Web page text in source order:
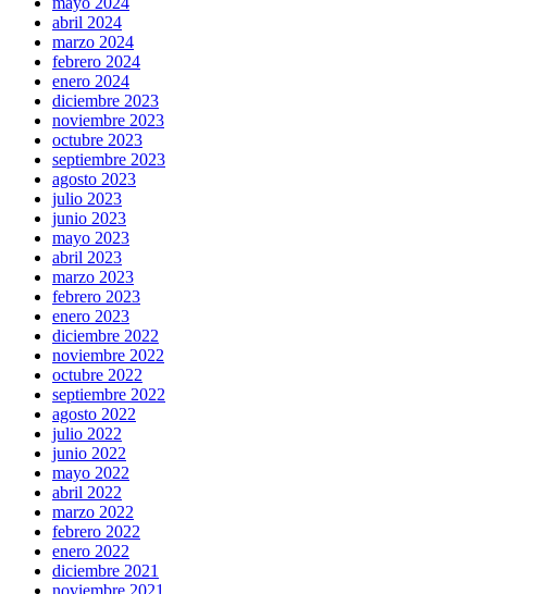
abril 2024
marzo 2024
febrero 2024
enero 2024
diciembre 2023
noviembre 2023
octubre 2023
septiembre 2023
agosto 2023
julio 2023
junio 2023
mayo 2023
abril 2023
marzo 2023
febrero 2023
enero 2023
diciembre 2022
noviembre 2022
octubre 2022
septiembre 2022
agosto 2022
julio 2022
junio 2022
mayo 2022
abril 2022
marzo 2022
febrero 2022
enero 2022
diciembre 2021
noviembre 2021